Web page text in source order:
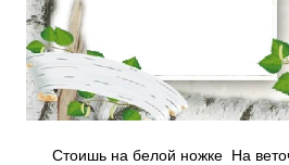
Стоишь на белой ножке На